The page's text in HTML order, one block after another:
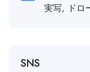
実写, ドロ
SNS